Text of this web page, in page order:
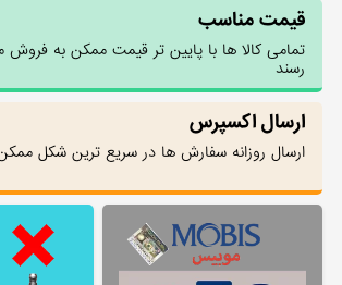
قیمت مناسب
تمامی کالا ها با پایین تر قیمت ممکن به فروش
رسند
ارسال اکسپرس
ارسال روزانه سفارش ها در سریع ترین شکل